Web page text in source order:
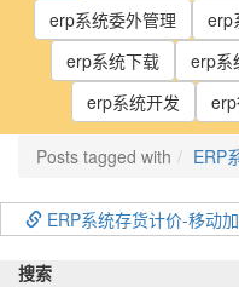
erp系统委外管理
erp
erp系统下载
erp系
erp系统开发
Posts tagged with ERP
ERP系统存货计价-移动
搜索